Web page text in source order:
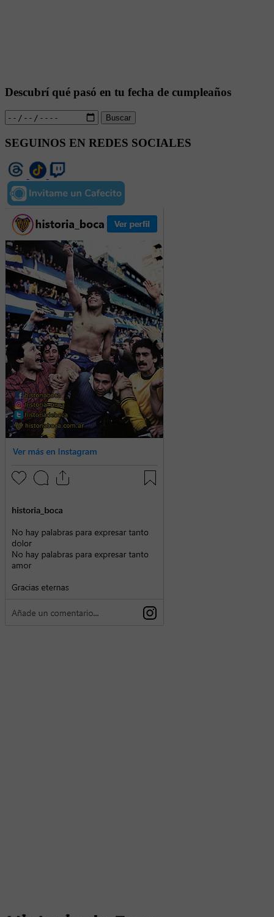
Descubrí qué pasó en tu fecha de cumpleaños
Buscar
SEGUINOS EN REDES SOCIALES